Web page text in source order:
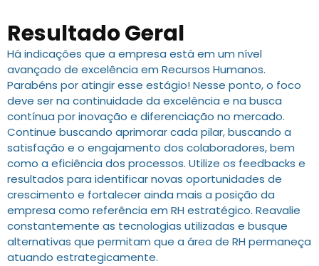
Resultado Geral
Há indicações que a empresa está em um nível
avançado de excelência em Recursos Humanos.
Parabéns por atingir esse estágio! Nesse ponto, o foco
deve ser na continuidade da excelência e na busca
contínua por inovação e diferenciação no mercado.
Continue buscando aprimorar cada pilar, buscando a
satisfação e o engajamento dos colaboradores, bem
como a eficiência dos processos. Utilize os feedbacks e
resultados para identificar novas oportunidades de
crescimento e fortalecer ainda mais a posição da
empresa como referência em RH estratégico. Reavalie
constantemente as tecnologias utilizadas e busque
alternativas que permitam que a área de RH permaneça
atuando estrategicamente.